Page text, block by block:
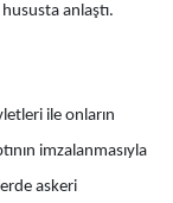
anlaştı.
ile onların
imzalanmasıyla
askeri